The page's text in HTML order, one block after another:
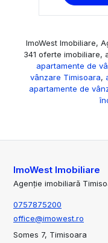
ImoWest Imobiliare,
341 oferte imobiliare,
apartamente de
vânzare Timisoara,
apartamente de
ImoWest Imobiliare
Agenție imobiliară
0757875200
office@imowest.ro
Somes 7, Timisoara